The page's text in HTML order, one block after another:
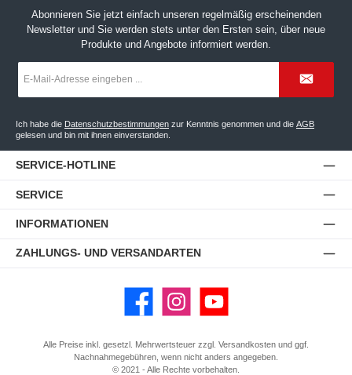
Abonnieren Sie jetzt einfach unseren regelmäßig erscheinenden
Newsletter und Sie werden stets unter den Ersten sein, über neue
Produkte und Angebote informiert werden.
Mail-
*
Ich habe die Datenschutzbestimmungen zur Kenntnis genommen und die AGB
gelesen und bin mit ihnen einverstanden.
SERVICE-HOTLINE
SERVICE
INFORMATIONEN
ZAHLUNGS- UND VERSANDARTEN
Facebook Instagram YouTube
Alle Preise inkl. gesetzl. Mehrwertsteuer zzgl. Versandkosten und ggf.
Nachnahmegebühren, wenn nicht anders angegeben.
© 2021 - Alle Rechte vorbehalten.